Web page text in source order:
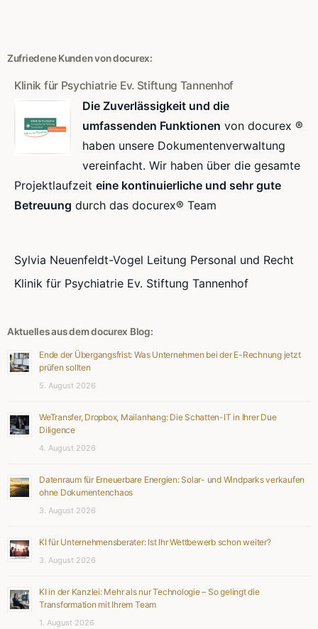
Zufriedene Kunden von docurex:
Klinik für Psychiatrie Ev. Stiftung Tannenhof
Die Zuverlässigkeit und die
umfassenden Funktionen von docurex ®
haben unsere Dokumentenverwaltung
vereinfacht. Wir haben über die gesamte
Projektlaufzeit eine kontinuierliche und sehr gute
Betreuung durch das docurex® Team
Sylvia Neuenfeldt-Vogel Leitung Personal und Recht
Klinik für Psychiatrie Ev. Stiftung Tannenhof
Aktuelles aus dem docurex Blog:
Ende der Übergangsfrist: Was Unternehmen bei der E-Rechnung jetzt
prüfen sollten
5. August 2026
WeTransfer, Dropbox, Mailanhang: Die Schatten-IT in Ihrer Due
Diligence
4. August 2026
Datenraum für Erneuerbare Energien: Solar- und Windparks verkaufen
ohne Dokumentenchaos
3. August 2026
KI für Unternehmensberater: Ist Ihr Wettbewerb schon weiter?
3. August 2026
KI in der Kanzlei: Mehr als nur Technologie – So gelingt die
Transformation mit Ihrem Team
1. August 2026